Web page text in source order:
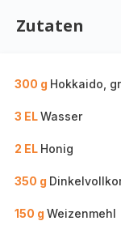
Zutaten
300 g Hokkaido,
3 ELWasser
2 EL Honig
350 g
150 g Weizenmehl